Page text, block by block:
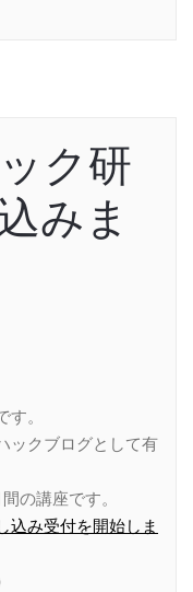
ク研
みま
。
ックブログとして有
の講座です。
込み受付を開始しま